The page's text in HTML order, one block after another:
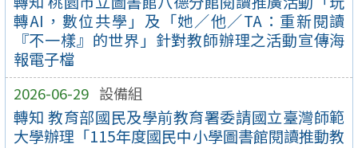
轉AI，數位共學」及「她／他／TA：重新閱讀
『不一樣』的世界」針對教師辦理之活動宣傳海
報電子檔
2026-06-29 設備組
轉知 教育部國民及學前教育署委請國立臺灣師範
大學辦理「115年度國民中小學圖書館閱讀推動教